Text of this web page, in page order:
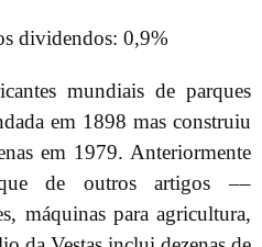
dividendos: 0,9%
mundiais de parques
em 1898 mas construiu
em 1979. Anteriormente
de outros artigos ––
máquinas para agricultura,